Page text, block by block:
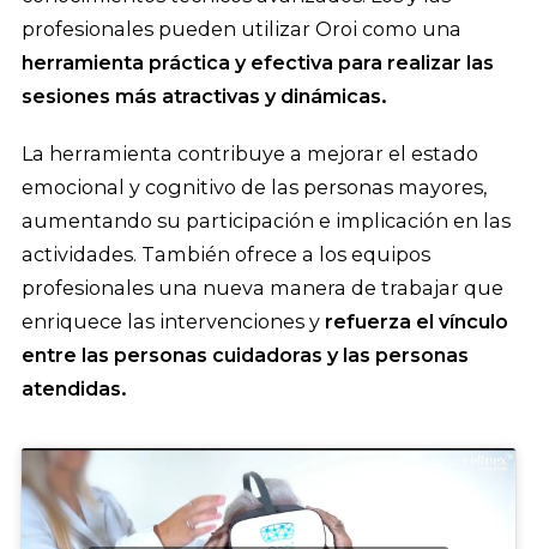
profesionales pueden utilizar Oroi como una
herramienta práctica y efectiva para realizar las
sesiones más atractivas y dinámicas.
La herramienta contribuye a mejorar el estado
emocional y cognitivo de las personas mayores,
aumentando su participación e implicación en las
actividades. También ofrece a los equipos
profesionales una nueva manera de trabajar que
enriquece las intervenciones y refuerza el vínculo
entre las personas cuidadoras y las personas
atendidas.